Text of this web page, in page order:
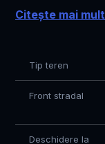
Citește mai mult
Tip teren
Front stradal
Deschidere la